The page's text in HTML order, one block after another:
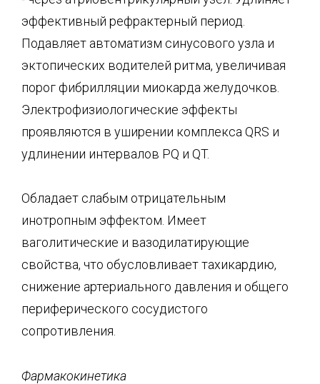
эффективный рефрактерный период.
Подавляет автоматизм синусового узла и
эктопических водителей ритма, увеличивая
порог фибрилляции миокарда желудочков.
Электрофизиологические эффекты
проявляются в уширении комплекса QRS и
удлинении интервалов PQ и QT.
Обладает слабым отрицательным
инотропным эффектом. Имеет
ваголитические и вазодилатирующие
свойства, что обусловливает тахикардию,
снижение артериального давления и общего
периферического сосудистого
сопротивления.
Фармакокинетика